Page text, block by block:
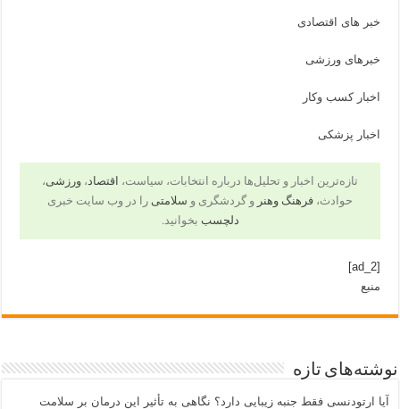
خبر های اقتصادی
خبرهای ورزشی
اخبار کسب وکار
اخبار پزشکی
تازه‌ترین اخبار و تحلیل‌ها درباره انتخابات، سیاست، اقتصاد، ورزشی،
حوادث، فرهنگ وهنر و گردشگری و سلامتی را در وب سایت خبری
دلچسب بخوانید.
[ad_2]
منبع
نوشته‌های تازه
آیا ارتودنسی فقط جنبه زیبایی دارد؟ نگاهی به تأثیر این درمان بر سلامت